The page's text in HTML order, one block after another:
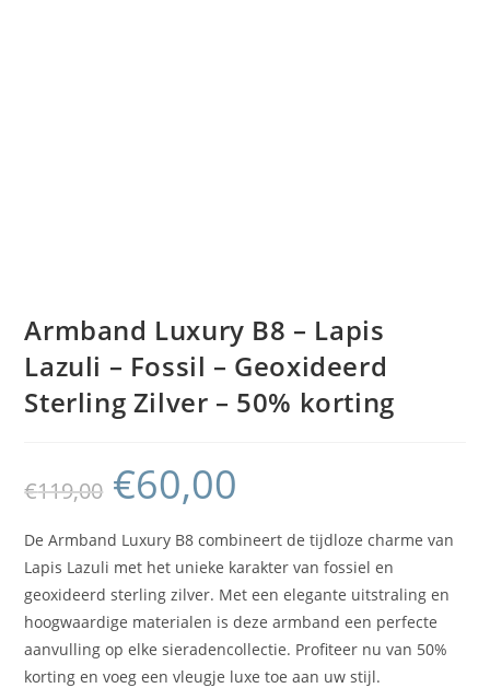
Armband Luxury B8 – Lapis
Lazuli – Fossil – Geoxideerd
Sterling Zilver – 50% korting
€119,00 €60,00
De Armband Luxury B8 combineert de tijdloze charme van
Lapis Lazuli met het unieke karakter van fossiel en
geoxideerd sterling zilver. Met een elegante uitstraling en
hoogwaardige materialen is deze armband een perfecte
aanvulling op elke sieradencollectie. Profiteer nu van 50%
korting en voeg een vleugje luxe toe aan uw stijl.